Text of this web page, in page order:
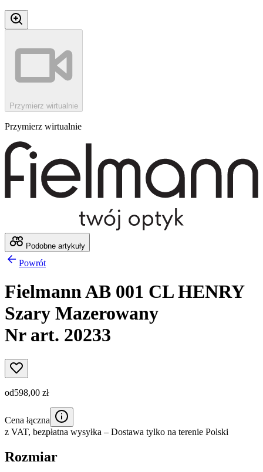
Przymierz wirtualnie
Przymierz wirtualnie
Podobne artykuły
Powrót
Fielmann AB 001 CL HENRY
Szary Mazerowany
Nr art. 20233
od598,00 zł
Cena łączna
z VAT, bezpłatna wysyłka – Dostawa tylko na terenie Polski
Rozmiar